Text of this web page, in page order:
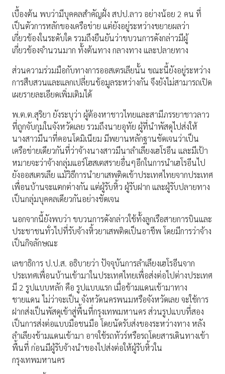
เบื้องต้น พบว่ามีบุคคลสำคัญฝั่ง สปป.ลาว อย่างน้อย 2 คน ที่
เป็นตัวการหลักของเครือข่าย แต่ยังอยู่ระหว่างขยายผลว่า
เกี่ยวข้องในระดับใด รวมถึงยืนยันว่าขบวนการดังกล่าวมีผู้
เกี่ยวข้องจำนวนมาก ทั้งต้นทาง กลางทาง และปลายทาง
ส่วนความร่วมมือกับทางการออสเตรเลียนั้น ขณะนี้ยังอยู่ระหว่าง
การสืบสวนและแลกเปลี่ยนข้อมูลระหว่างกัน จึงยังไม่สามารถเปิด
เผยรายละเอียดเพิ่มเติมได้
พ.ต.ต.สุริยา ยังระบุว่า ผู้ต้องหาชาวไทยและสามีภรรยาชาวลาว
ที่ถูกจับกุมในจังหวัดเลย รวมถึงนายอุทัย ผู้ที่นำพัสดุไปส่งให้
นางสาวมีนาที่คอนโดมิเนียม มีพยานหลักฐานชัดเจนว่าเป็น
เครือข่ายเดียวกันที่ว่าจ้างนางสาวมีนาลำเลียงเฮโรอีน และมีเป้า
หมายจะว่าจ้างกลุ่มแอร์โฮสเตสรายอื่นๆอีกในการนำเฮโรอีนไป
ยังออสเตรเลีย แม้วิธีการนำยาเสพติดเข้าประเทศไทยจากประเทศ
เพื่อนบ้านจะแตกต่างกัน แต่ผู้รับหิ้ว ผู้รับฝาก และผู้รับปลายทาง
เป็นกลุ่มบุคคลเดียวกันอย่างชัดเจน
นอกจากนี้ยังพบว่า ขบวนการดังกล่าวใช้ทั้งลูกเรือสายการบินและ
ประชาชนทั่วไปที่รับจ้างหิ้วยาเสพติดเป็นอาชีพ โดยมีการว่าจ้าง
เป็นกิจลักษณะ
เลขาธิการ ป.ป.ส. อธิบายว่า ปัจจุบันการลำเลียงเฮโรอีนจาก
ประเทศเพื่อนบ้านเข้ามาในประเทศไทยเพื่อส่งต่อไปต่างประเทศ
มี 2 รูปแบบหลัก คือ รูปแบบแรก เมื่อข้ามแดนเข้ามาทาง
ชายแดน ไม่ว่าจะเป็น จังหวัดนครพนมหรือจังหวัดเลย จะใช้การ
ฝากส่งเป็นพัสดุเข้าสู่พื้นที่กรุงเทพมหานคร ส่วนรูปแบบที่สอง
เป็นการส่งต่อแบบมือชนมือ โดยนัดรับส่งของระหว่างทาง หลัง
ลำเลียงข้ามแดนเข้ามา อาจใช้รถทัวร์หรือรถโดยสารเดินทางเข้า
พื้นที่ ก่อนมีผู้รับจ้างนำของไปส่งต่อให้ผู้รับหิ้วใน
กรุงเทพมหานคร